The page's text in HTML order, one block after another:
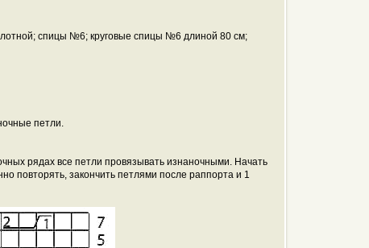
спицы №6; круговые спицы №6 длиной 80 см;
петли.
рядах все петли провязывать изнаночными. Начать
повторять, закончить петлями после раппорта и 1